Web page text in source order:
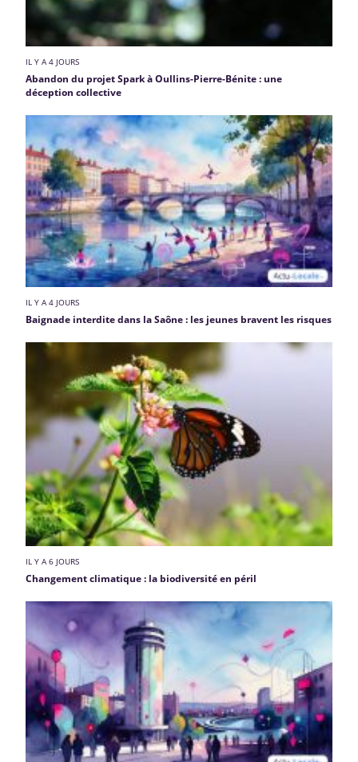
IL Y A 4 JOURS
Abandon du projet Spark à Oullins-Pierre-Bénite : une
déception collective
IL Y A 4 JOURS
Baignade interdite dans la Saône : les jeunes bravent les risques
IL Y A 6 JOURS
Changement climatique : la biodiversité en péril